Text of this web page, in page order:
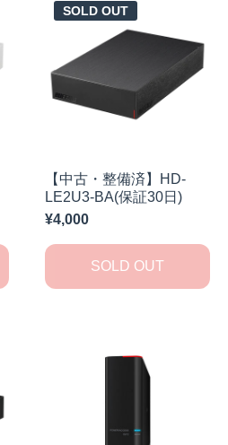
SOLD OUT
【中古・整備済】HD-
LE2U3-BA(保証30日)
¥4,000
SOLD OUT